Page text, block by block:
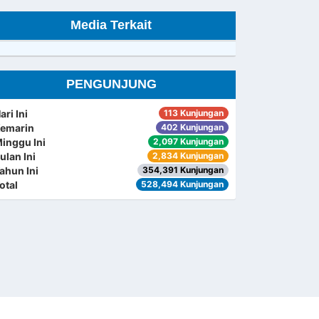
Media Terkait
PENGUNJUNG
Ini 113 Kunjungan
402 Kunjungan
Ini 2,097 Kunjungan
Ini 2,834 Kunjungan
Ini 354,391 Kunjungan
528,494 Kunjungan